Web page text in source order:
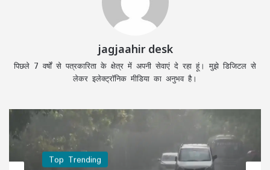
jagjaahir desk
पिछले 7 वर्षों से पत्रकारिता के क्षेत्र में अपनी सेवाएं दे रहा हूं। मुझे डिजिटल से
लेकर इलेक्ट्रॉनिक मीडिया का अनुभव है।
Top Trending